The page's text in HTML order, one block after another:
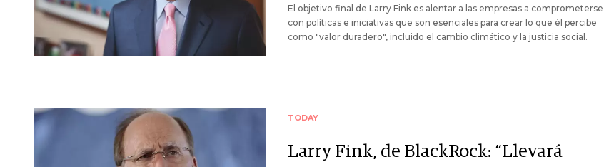
El objetivo final de Larry Fink es alentar a las empresas a comprometerse
con políticas e iniciativas que son esenciales para crear lo que él percibe
como "valor duradero", incluido el cambio climático y la justicia social.
TODAY
Larry Fink, de BlackRock: “Llevará